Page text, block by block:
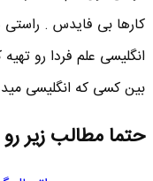
کارها بی فایدس . راستی
انگلیسی علم فردا رو
بین کسی که انگلیسی
حتما مطالب زیر